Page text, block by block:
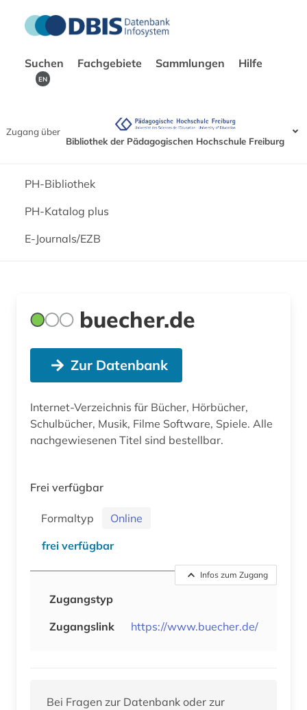
Suchen Fachgebiete Sammlungen Hilfe
EN
Zugang über
Bibliothek der Pädagogischen Hochschule Freiburg
PH-Bibliothek
PH-Katalog plus
E-Journals/EZB
buecher.de
Zur Datenbank
Internet-Verzeichnis für Bücher, Hörbücher,
Schulbücher, Musik, Filme Software, Spiele. Alle
nachgewiesenen Titel sind bestellbar.
Frei verfügbar
Formaltyp
Online
frei verfügbar
Infos zum Zugang
Zugangstyp
Zugangslink
https://www.buecher.de/
Bei Fragen zur Datenbank oder zur